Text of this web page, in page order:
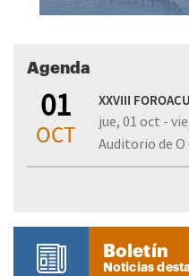
Agenda
01
OCT
XXVIII
jue, 01 oct -
Auditorio de O
Boletín
Noticias